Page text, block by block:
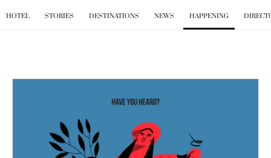
BKK. GO
HOTEL STORIES DESTINATIONS NEWS HAPPENING